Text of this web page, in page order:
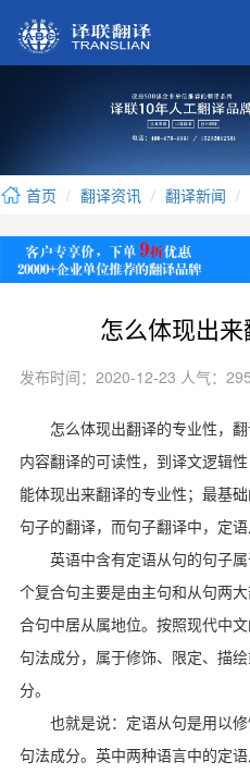
首页 翻译资讯 翻译新闻
怎么体现出
发布时间：2020-12-23 人气：
怎么体现出翻译的专业性，
内容翻译的可读性，到译文逻辑
能体现出来翻译的专业性；最基
句子的翻译，而句子翻译中，定语
英语中含有定语从句的句子
个复合句主要是由主句和从句两
合句中居从属地位。按照现代中
句法成分，属于修饰、限定、描
分。
也就是说：定语从句是用以
句法成分。英中两种语言中的定